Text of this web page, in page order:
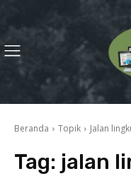
Beranda Topik Jalan
Tag: jalan